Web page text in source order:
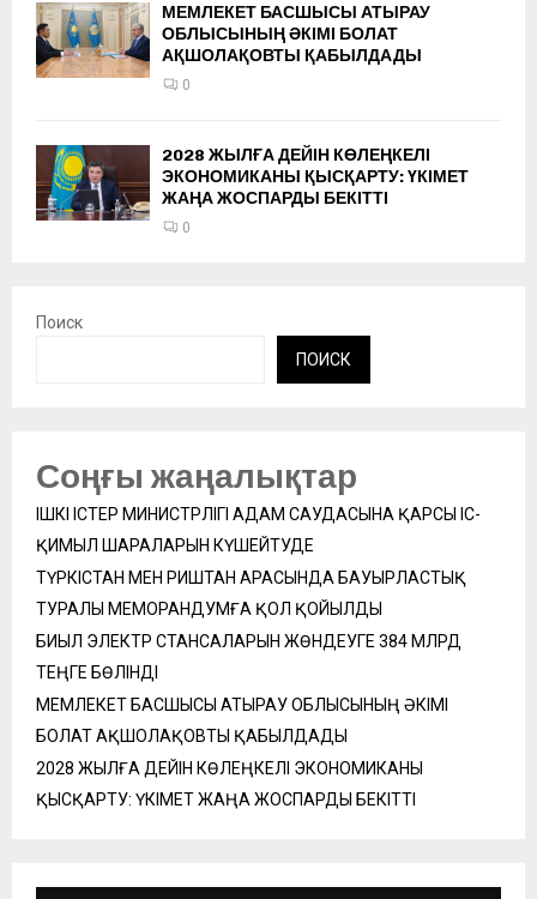
МЕМЛЕКЕТ БАСШЫСЫ АТЫРАУ
ОБЛЫСЫНЫҢ ӘКІМІ БОЛАТ
АҚШОЛАҚОВТЫ ҚАБЫЛДАДЫ
0
2028 ЖЫЛҒА ДЕЙІН КӨЛЕҢКЕЛІ
ЭКОНОМИКАНЫ ҚЫСҚАРТУ: ҮКІМЕТ
ЖАҢА ЖОСПАРДЫ БЕКІТТІ
0
Поиск
ПОИСК
Соңғы жаңалықтар
ІШКІ ІСТЕР МИНИСТРЛІГІ АДАМ САУДАСЫНА ҚАРСЫ ІС-
ҚИМЫЛ ШАРАЛАРЫН КҮШЕЙТУДЕ
ТҮРКІСТАН МЕН РИШТАН АРАСЫНДА БАУЫРЛАСТЫҚ
ТУРАЛЫ МЕМОРАНДУМҒА ҚОЛ ҚОЙЫЛДЫ
БИЫЛ ЭЛЕКТР СТАНСАЛАРЫН ЖӨНДЕУГЕ 384 МЛРД
ТЕҢГЕ БӨЛІНДІ
МЕМЛЕКЕТ БАСШЫСЫ АТЫРАУ ОБЛЫСЫНЫҢ ӘКІМІ
БОЛАТ АҚШОЛАҚОВТЫ ҚАБЫЛДАДЫ
2028 ЖЫЛҒА ДЕЙІН КӨЛЕҢКЕЛІ ЭКОНОМИКАНЫ
ҚЫСҚАРТУ: ҮКІМЕТ ЖАҢА ЖОСПАРДЫ БЕКІТТІ